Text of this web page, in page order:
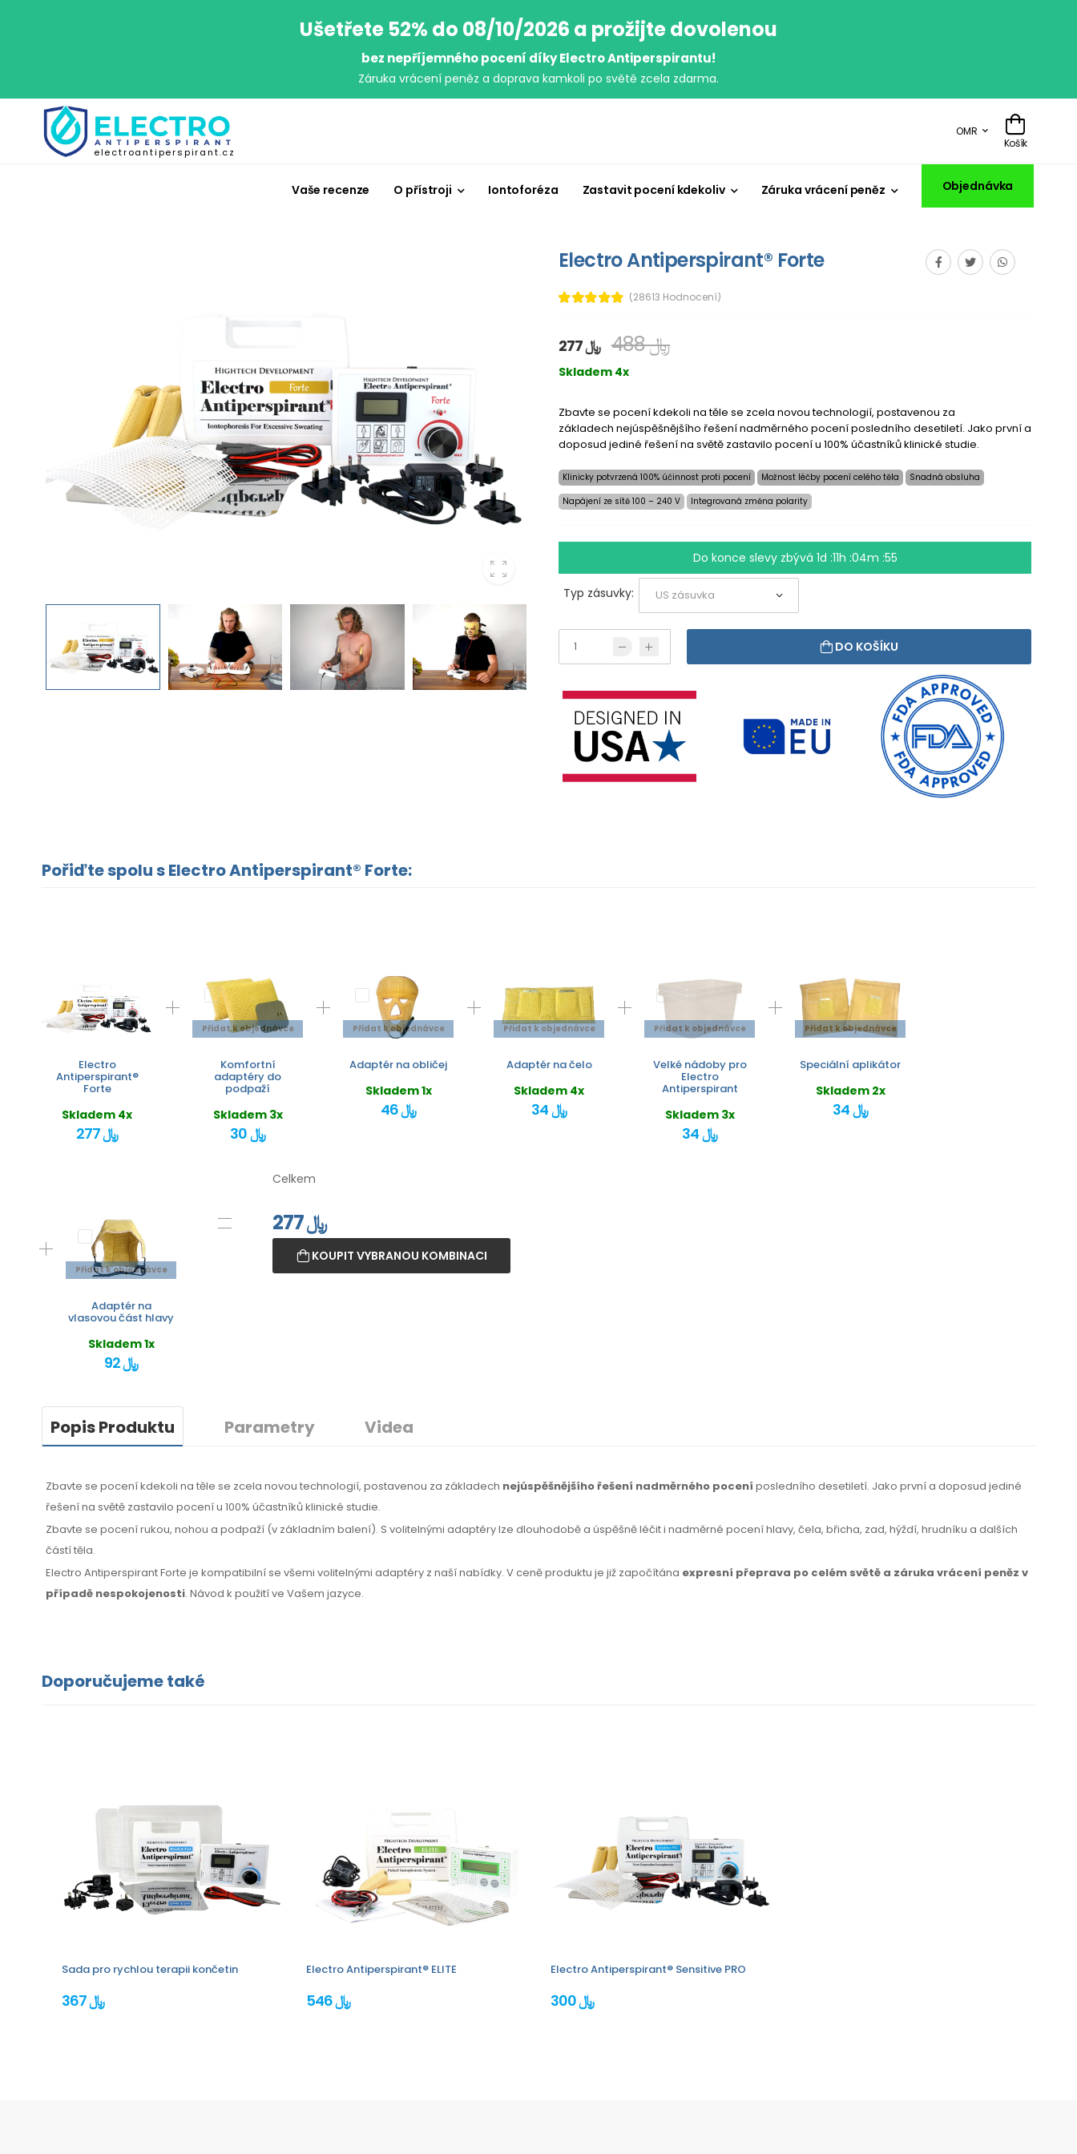
Ušetřete 52% do 08/10/2026 a prožijte dovolenou
bez nepříjemného pocení díky Electro Antiperspirantu!
Záruka vrácení peněz a doprava kamkoli po světě zcela zdarma.
electroantiperspirant.cz
OMR
Košík
Vaše recenze O přístroji Iontoforéza Zastavit pocení kdekoliv Záruka vrácení peněz Objednávka
Electro Antiperspirant® Forte
(28613 Hodnocení)
277 ﷼ 488 ﷼
Skladem 4x
Zbavte se pocení kdekoli na těle se zcela novou technologií, postavenou za
základech nejúspěšnějšího řešení nadměrného pocení posledního desetiletí. Jako první a
doposud jediné řešení na světě zastavilo pocení u 100% účastníků klinické studie.
Klinicky potvrzená 100% účinnost proti pocení Možnost léčby pocení celého těla
Snadná obsluha
Napájení ze sítě 100 – 240 V
Integrovaná změna polarity
Do konce slevy zbývá 1d :11h :04m :54
Typ zásuvky:
DO KOŠÍKU
Pořiďte spolu s Electro Antiperspirant® Forte:
Electro
Antiperspirant®
Forte
Skladem 4x
277 ﷼
Přidat k objednávce
Komfortní
adaptéry do
podpaží
Skladem 3x
30 ﷼
Přidat k objednávce
Adaptér na obličej
Skladem 1x
46 ﷼
Přidat k objednávce
Adaptér na čelo
Skladem 4x
34 ﷼
Přidat k objednávce
Velké nádoby pro
Electro
Antiperspirant
Skladem 3x
34 ﷼
Přidat k objednávce
Speciální aplikátor
Skladem 2x
34 ﷼
Přidat k objednávce
Adaptér na
vlasovou část hlavy
Skladem 1x
92 ﷼
Celkem
277﷼
KOUPIT VYBRANOU KOMBINACI
Popis Produktu Parametry Videa
Zbavte se pocení kdekoli na těle se zcela novou technologií, postavenou za základech nejúspěšnějšího řešení nadměrného pocení posledního desetiletí. Jako první a doposud jediné
řešení na světě zastavilo pocení u 100% účastníků klinické studie.
Zbavte se pocení rukou, nohou a podpaží (v základním balení). S volitelnými adaptéry lze dlouhodobě a úspěšně léčit i nadměrné pocení hlavy, čela, břicha, zad, hýždí, hrudníku a dalších
částí těla.
Electro Antiperspirant Forte je kompatibilní se všemi volitelnými adaptéry z naší nabídky. V ceně produktu je již započítána expresní přeprava po celém světě a záruka vrácení peněz v
případě nespokojenosti. Návod k použití ve Vašem jazyce.
Doporučujeme také
Sada pro rychlou terapii končetin
367 ﷼
Electro Antiperspirant® ELITE
546 ﷼
Electro Antiperspirant® Sensitive PRO
300 ﷼